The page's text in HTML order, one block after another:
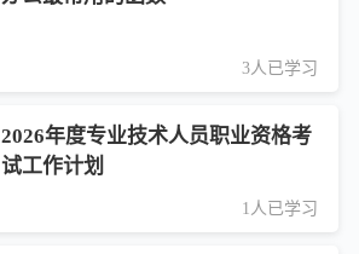
3人已学习
2026年度专业技术人员职业资格考
试工作计划
1人已学习